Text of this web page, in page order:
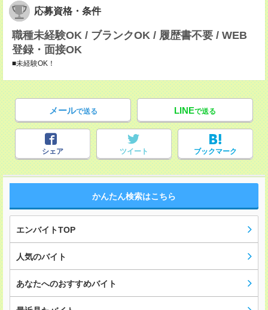
応募資格・条件
職種未経験OK / ブランクOK / 履歴書不要 / WEB
登録・面接OK
■未経験OK！
メールで送る LINEで送る
シェア ツイート ブックマーク
かんたん検索はこちら
エンバイトTOP
人気のバイト
あなたへのおすすめバイト